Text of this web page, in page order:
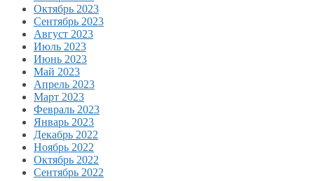
Октябрь 2023
Сентябрь 2023
Август 2023
Июль 2023
Июнь 2023
Май 2023
Апрель 2023
Март 2023
Февраль 2023
Январь 2023
Декабрь 2022
Ноябрь 2022
Октябрь 2022
Сентябрь 2022